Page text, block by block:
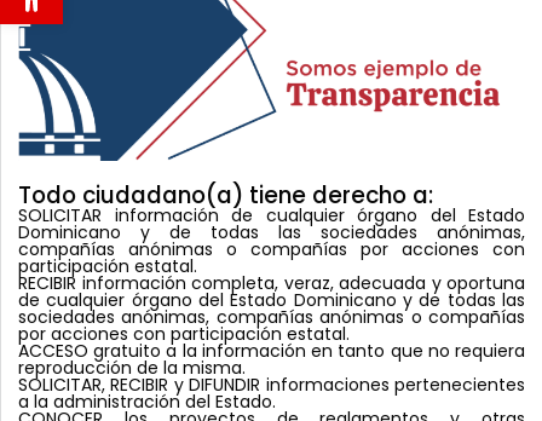
Todo ciudadano(a) tiene derecho a:
SOLICITAR información de cualquier órgano del Estado
Dominicano y de todas las sociedades anónimas,
compañías anónimas o compañías por acciones con
participación estatal.
RECIBIR información completa, veraz, adecuada y oportuna
de cualquier órgano del Estado Dominicano y de todas las
sociedades anónimas, compañías anónimas o compañías
por acciones con participación estatal.
ACCESO gratuito a la información en tanto que no requiera
reproducción de la misma.
SOLICITAR, RECIBIR y DIFUNDIR informaciones pertenecientes
a la administración del Estado.